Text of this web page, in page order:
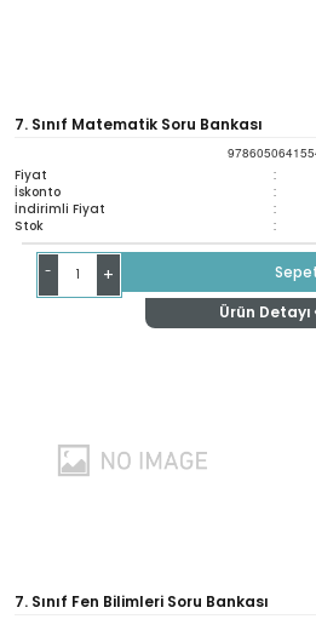
7. Sınıf Matematik Soru Bankası
Fiyat :
İskonto :
İndirimli Fiyat :
Stok :
- +
Ürün Detayı
7. Sınıf Fen Bilimleri Soru Bankası